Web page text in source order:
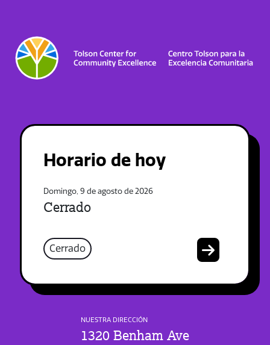
Horario de hoy
Domingo, 9 de agosto de 2026
Cerrado
Cerrado
NUESTRA DIRECCIÓN
1320 Benham Ave